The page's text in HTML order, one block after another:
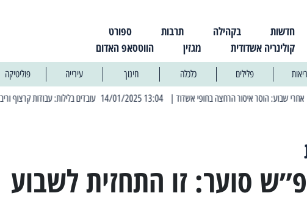
חדשות בקהילה תרבות
ספורט
קולינריה אשדודית
מגזין הווטסאפ האדום
פלילים כלכלה חינוך עירייה פוליטיקה
| 13:04 14/01/2025 עובדים בלילות: עבודות קרצוף וריבוד אספלט | 11:30 03/03/2025 בחמישי הקרוב: הרחובות בהם תהיה הפסקת חשמל יזומה
סוער: זו התחזית לשבוע